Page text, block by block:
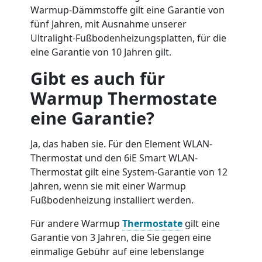
Warmup-Dämmstoffe gilt eine Garantie von
fünf Jahren, mit Ausnahme unserer
Ultralight-Fußbodenheizungsplatten, für die
eine Garantie von 10 Jahren gilt.
Gibt es auch für
Warmup Thermostate
eine Garantie?
Ja, das haben sie. Für den Element WLAN-
Thermostat und den 6iE Smart WLAN-
Thermostat gilt eine System-Garantie von 12
Jahren, wenn sie mit einer Warmup
Fußbodenheizung installiert werden.
Für andere Warmup Thermostate gilt eine
Garantie von 3 Jahren, die Sie gegen eine
einmalige Gebühr auf eine lebenslange